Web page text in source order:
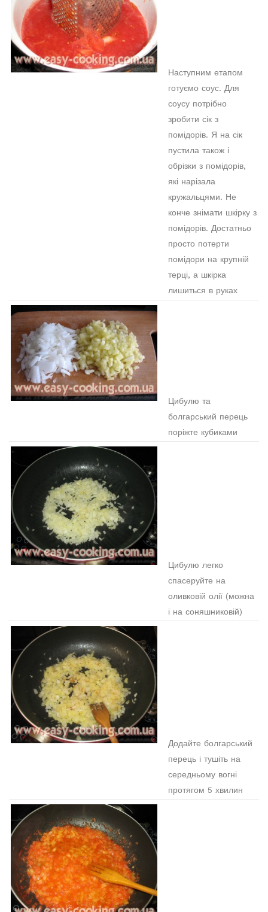
Наступним етапом
готуємо соус. Для
соусу потрібно
зробити сік з
помідорів. Я на сік
пустила також і
обрізки з помідорів,
які нарізала
кружальцями. Не
конче знімати шкірку з
помідорів. Достатньо
просто потерти
помідори на крупній
терці, а шкірка
лишиться в руках
Цибулю та
болгарський перець
поріжте кубиками
Цибулю легко
спасеруйте на
оливковій олії (можна
і на соняшниковій)
Додайте болгарський
перець і тушіть на
середньому вогні
протягом 5 хвилин